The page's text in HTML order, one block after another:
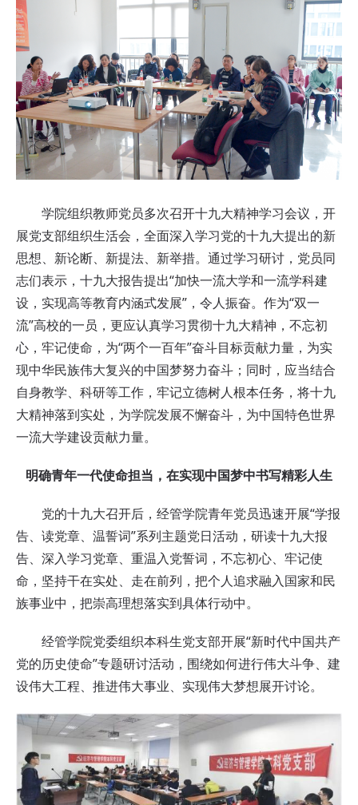
学院组织教师党员多次召开十九大精神学习会议，开
展党支部组织生活会，全面深入学习党的十九大提出的新
思想、新论断、新提法、新举措。通过学习研讨，党员同
志们表示，十九大报告提出“加快一流大学和一流学科建
设，实现高等教育内涵式发展”，令人振奋。作为“双一
流”高校的一员，更应认真学习贯彻十九大精神，不忘初
心，牢记使命，为“两个一百年”奋斗目标贡献力量，为实
现中华民族伟大复兴的中国梦努力奋斗；同时，应当结合
自身教学、科研等工作，牢记立德树人根本任务，将十九
大精神落到实处，为学院发展不懈奋斗，为中国特色世界
一流大学建设贡献力量。
明确青年一代使命担当，在实现中国梦中书写精彩人生
党的十九大召开后，经管学院青年党员迅速开展“学报
告、读党章、温誓词”系列主题党日活动，研读十九大报
告、深入学习党章、重温入党誓词，不忘初心、牢记使
命，坚持干在实处、走在前列，把个人追求融入国家和民
族事业中，把崇高理想落实到具体行动中。
经管学院党委组织本科生党支部开展“新时代中国共产
党的历史使命”专题研讨活动，围绕如何进行伟大斗争、建
设伟大工程、推进伟大事业、实现伟大梦想展开讨论。